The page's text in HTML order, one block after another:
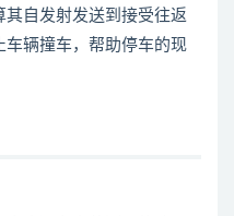
其自发射发送到接受往返
车辆撞车，帮助停车的现